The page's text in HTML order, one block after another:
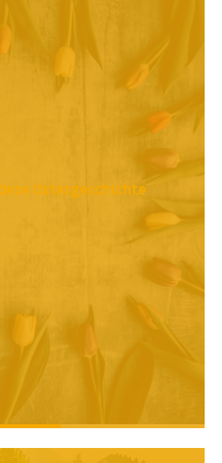
Ostergeschichte